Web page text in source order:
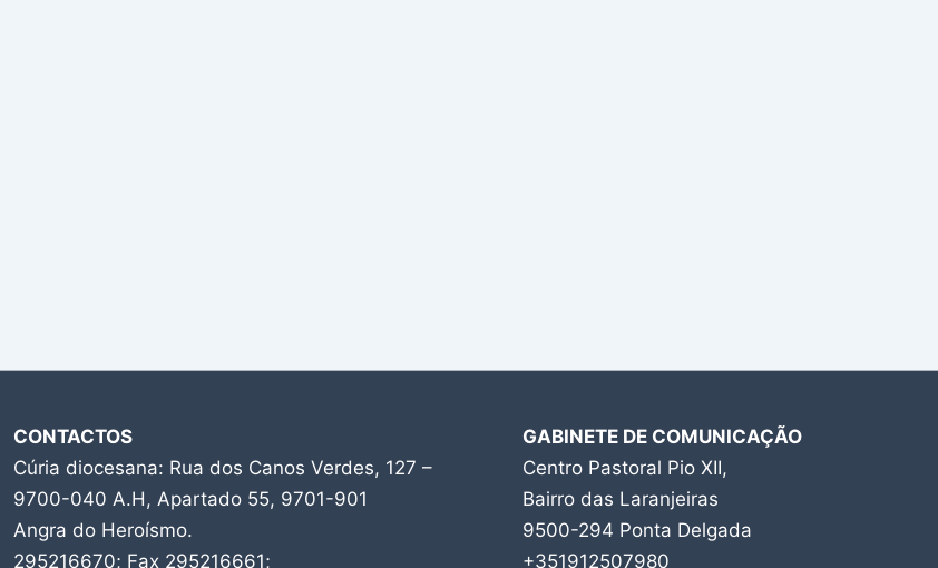
CONTACTOS
Cúria diocesana: Rua dos Canos Verdes, 127 –
9700-040 A.H, Apartado 55, 9701-901
Angra do Heroísmo.
295216670; Fax 295216661;
GABINETE DE COMUNICAÇÃO
Centro Pastoral Pio XII,
Bairro das Laranjeiras
9500-294 Ponta Delgada
+351912507980